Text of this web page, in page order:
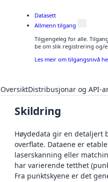
Datasett
Allmenn tilgang
Tilgjengeleg for alle.
be om slik registrering og/
Les meir om tilgangsnivå
OversiktDistribusjonar og API-
Skildring
Høydedata gir en detaljert
overflate. Dataene er
laserskanning eller
har varierende tetthet
Fra punktskyene er det